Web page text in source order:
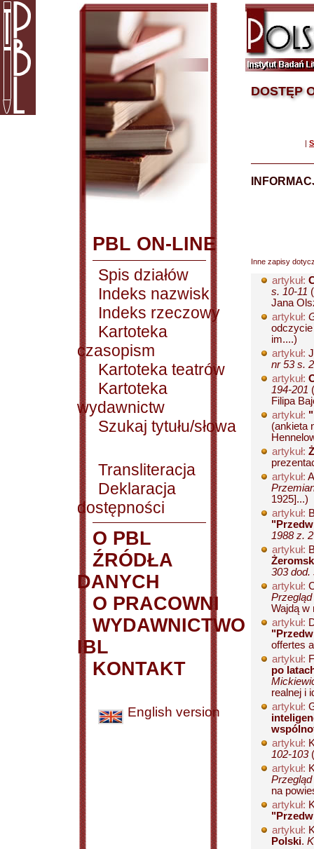
PBL ON-LINE
Spis działów
Indeks nazwisk
Indeks rzeczowy
Kartoteka
czasopism
Kartoteka teatrów
Kartoteka
wydawnictw
Szukaj tytułu/słowa
Transliteracja
Deklaracja
dostępności
O PBL
ŹRÓDŁA
DANYCH
O PRACOWNI
WYDAWNICTWO
IBL
KONTAKT
English version
DOSTĘP
|
Inne zapisy
artykuł:
s. 10-11
Jana
artykuł:
odczycie
im....)
artykuł:
nr 53 s.
artykuł:
194-201
Filipa
artykuł:
(ankieta
artykuł:
artykuł:
1925]...)
artykuł:
1988 z.
artykuł:
303 dod.
artykuł:
Wajdą w
artykuł:
offertes
artykuł:
po
realnej i
artykuł:
artykuł:
102-103
artykuł:
na
artykuł:
artykuł:
Polski.